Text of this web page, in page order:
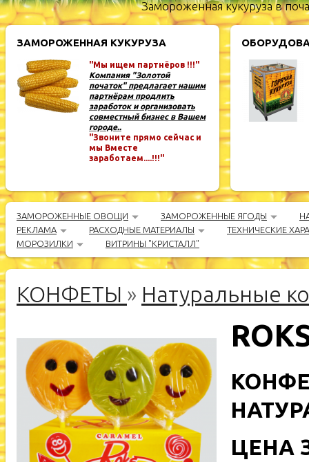
Замороженная кукуруза в
ЗАМОРОЖЕННАЯ КУКУРУЗА
"Мы ищем партнёров !!!"
Компания "Золотой
початок" предлагает нашим
партнёрам продлить
заработок и организовать
совместный бизнес в Вашем
городе..
"Звоните прямо сейчас и
мы Вместе
заработаем....!!!"
ЗАМОРОЖЕННЫЕ ОВОЩИ ЗАМОРОЖЕННЫЕ ЯГОДЫ
РЕКЛАМА
РАСХОДНЫЕ МАТЕРИАЛЫ
ТЕХНИЧЕСКИЕ
МОРОЗИЛКИ
ВИТРИНЫ "КРИСТАЛЛ"
КОНФЕТЫ » Натуральные
ЦЕНА